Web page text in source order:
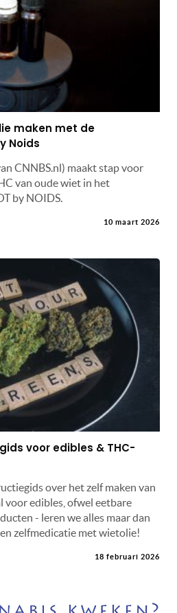
maken met de
Noids
CNNBS.nl) maakt stap voor
van oude wiet in het
by NOIDS.
10 maart 2026
voor edibles & THC-
over het zelf maken van
voor edibles, ofwel eetbare
- leren we alles maar dan
zelfmedicatie met wietolie!
18 februari 2026